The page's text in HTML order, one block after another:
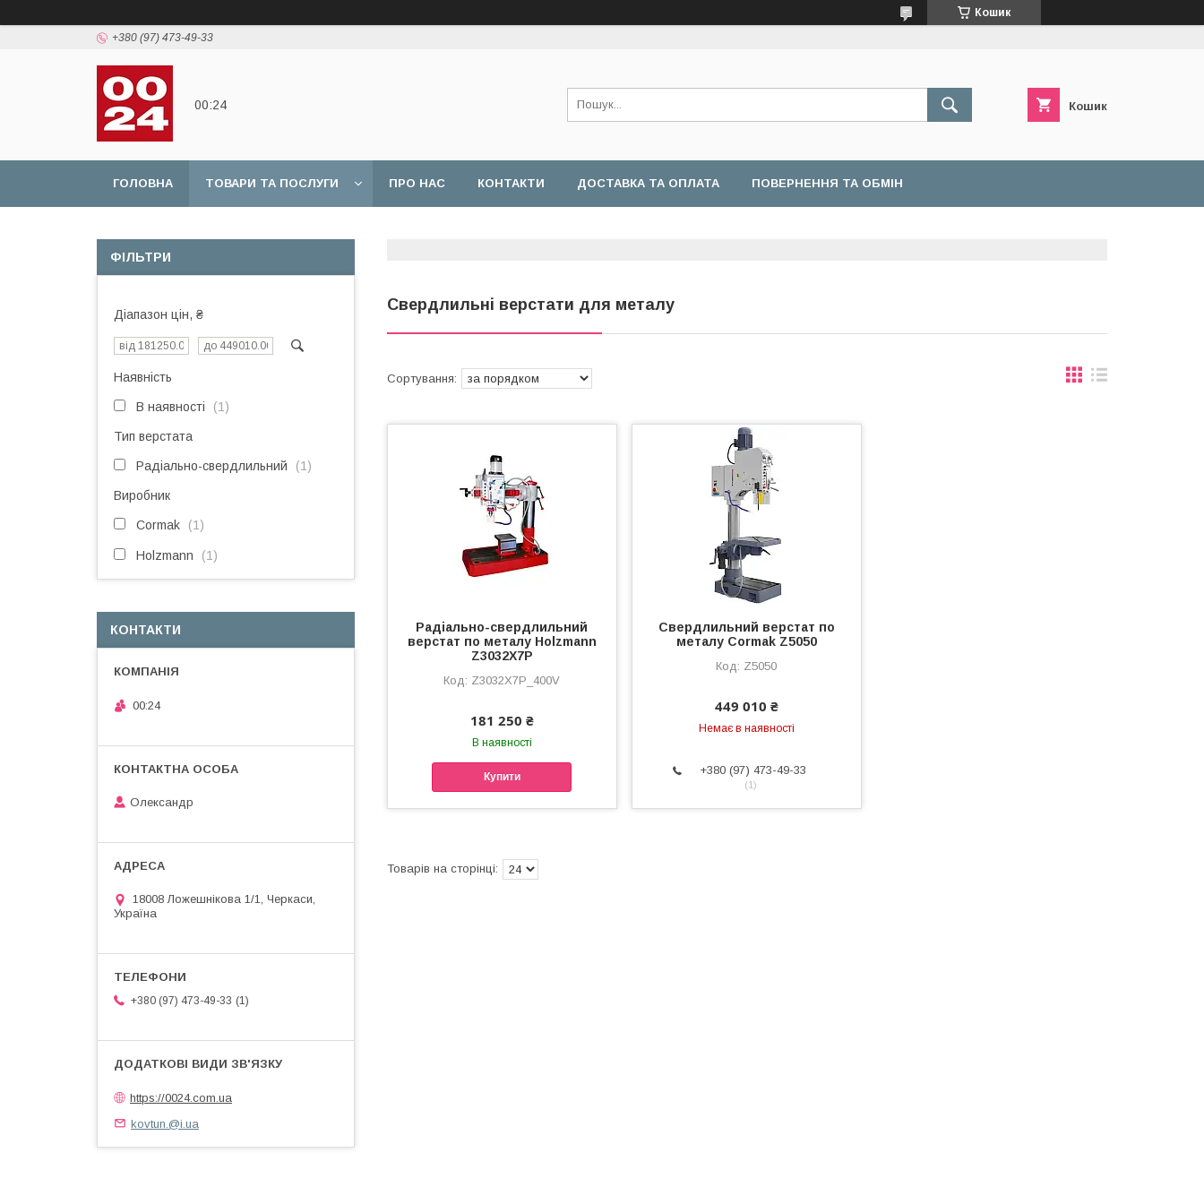
Кошик
+380 (97) 473-49-33
00:24 Кошик
ГОЛОВНА ТОВАРИ ТА ПОСЛУГИ ПРО НАС КОНТАКТИ ДОСТАВКА ТА ОПЛАТА ПОВЕРНЕННЯ ТА ОБМІН
Свердлильні верстати для металу
Радіально-свердлильний
верстат по металу Ноlzmann
Z3032X7P
Z3032X7P_400V
181 250 ₴
В наявності
Купити
Свердлильний верстат по
металу Сormak Z5050
Z5050
449 010 ₴
Немає в наявності
+380 (97) 473-49-33
1
ФІЛЬТРИ
Діапазон цін, ₴
Наявність
В наявності 1
Тип верстата
Радіально-свердлильний 1
Виробник
Cormak 1
Holzmann 1
КОНТАКТИ
00:24
Олександр
18008 Ложешнікова 1/1, Черкаси,
Україна
+380 (97) 473-49-33 1
https://0024.com.ua
kovtun.@i.ua